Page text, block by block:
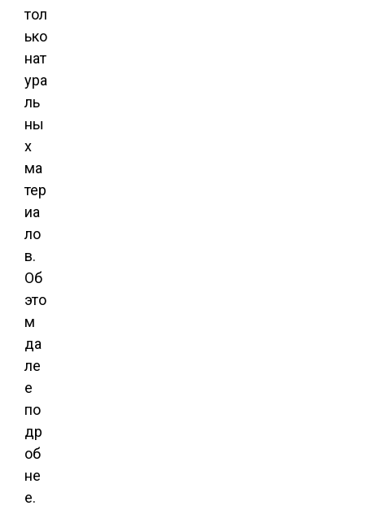
тол
ько
нат
ура
ль
ны
х
ма
тер
иа
ло
в.
Об
это
м
да
ле
е
по
др
об
не
е.